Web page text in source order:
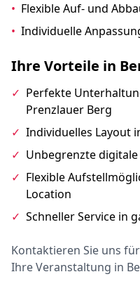
• Flexible Auf- und
• Individuelle
Ihre Vorteile in
✓ Perfekte
Prenzlauer Berg
✓ Individuelles Layout
✓ Unbegrenzte
✓ Flexible
Location
✓ Schneller Service in
Kontaktieren Sie uns
Ihre Veranstaltung in